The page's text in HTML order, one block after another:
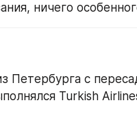
ничего
Петербурга с
Turkish